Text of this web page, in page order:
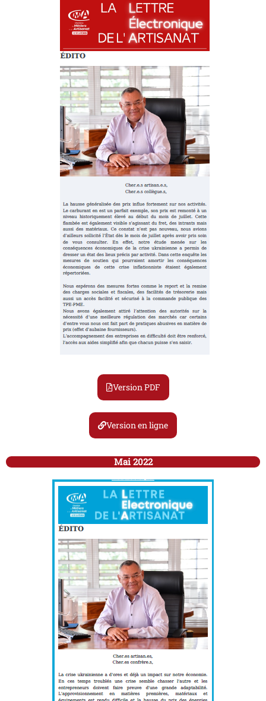
Version PDF
Version en ligne
Mai 2022